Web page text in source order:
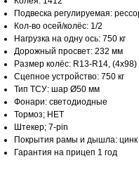
Подвеска регулируемая:
Кол-во осей/колёс: 1/2
Нагрузка на одну ось: 750 кг
Дорожный просвет: 232 мм
Размер колёс: R13-R14, (4х98)
Сцепное устройство: 750 кг
Тип ТСУ: шар Ø50 мм
Фонари: светодиодные
Тормоз; НЕТ
Штекер; 7-pin
Покрытия рамы и дышла: цинк
Гарантия на прицеп 1 год